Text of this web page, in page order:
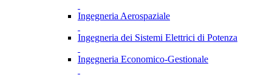
Ingegneria Aerospaziale
Ingegneria dei Sistemi Elettrici di Potenza
Ingegneria Economico-Gestionale